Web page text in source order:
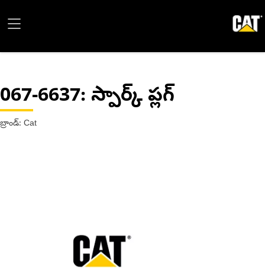
067-6637: స్పార్క్ ప్లగ్
బ్రాండ్: Cat